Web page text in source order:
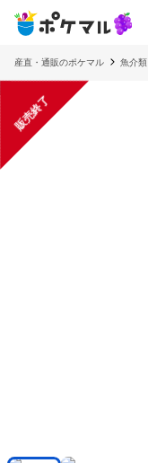
産直・通販のポケマル 魚介類
販売終了